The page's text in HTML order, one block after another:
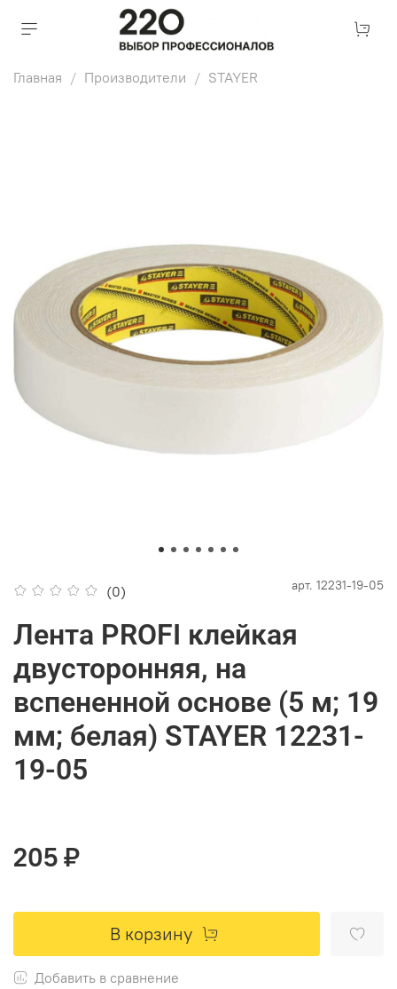
Главная Производители STAYER
(0) арт. 12231-19-05
Лента PROFI клейкая
двусторонняя, на
вспененной основе (5 м; 19
мм; белая) STAYER 12231-
19-05
205 ₽
В корзину
Добавить в сравнение